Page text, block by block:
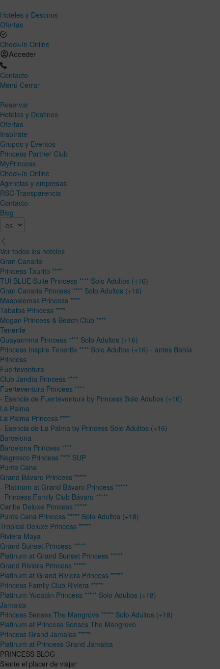
Hoteles y Destinos
Ofertas
Check-In Online
Acceder
Contacto
Menú Cerrar
Reservar
Hoteles y Destinos
Ofertas
Inspírate
Grupos y Eventos
Princess Partner Club
MyPrincess
Check-In Online
Agencias y empresas
RSC-Transparencia
Contacto
Blog
Ver todos los hoteles
Gran Canaria
Princess Taurito ****
TUI BLUE Suite Princess **** Solo Adultos (+16)
Gran Canaria Princess **** Solo Adultos (+16)
Maspalomas Princess ****
Tabaiba Princess ****
Mogan Princess & Beach Club ****
Tenerife
Guayarmina Princess **** Solo Adultos (+16)
Princess Inspire Tenerife **** Solo Adultos (+16) - antes Bahía
Princess
Fuerteventura
Club Jandía Princess ****
Fuerteventura Princess ****
- Esencia de Fuerteventura by Princess Solo Adultos (+16)
La Palma
La Palma Princess ****
- Esencia de La Palma by Princess Solo Adultos (+16)
Barcelona
Barcelona Princess ****
Negresco Princess **** SUP
Punta Cana
Grand Bávaro Princess *****
- Platinum at Grand Bávaro Princess *****
- Princess Family Club Bávaro *****
Caribe Deluxe Princess *****
Punta Cana Princess ***** Solo Adultos (+18)
Tropical Deluxe Princess *****
Riviera Maya
Grand Sunset Princess *****
Platinum at Grand Sunset Princess *****
Grand Riviera Princess *****
Platinum at Grand Riviera Princess *****
Princess Family Club Riviera *****
Platinum Yucatán Princess ***** Solo Adultos (+18)
Jamaica
Princess Senses The Mangrove ***** Solo Adultos (+18)
Platinum at Princess Senses The Mangrove
Princess Grand Jamaica *****
Platinum at Princess Grand Jamaica
PRINCESS BLOG
Siente el placer de viajar